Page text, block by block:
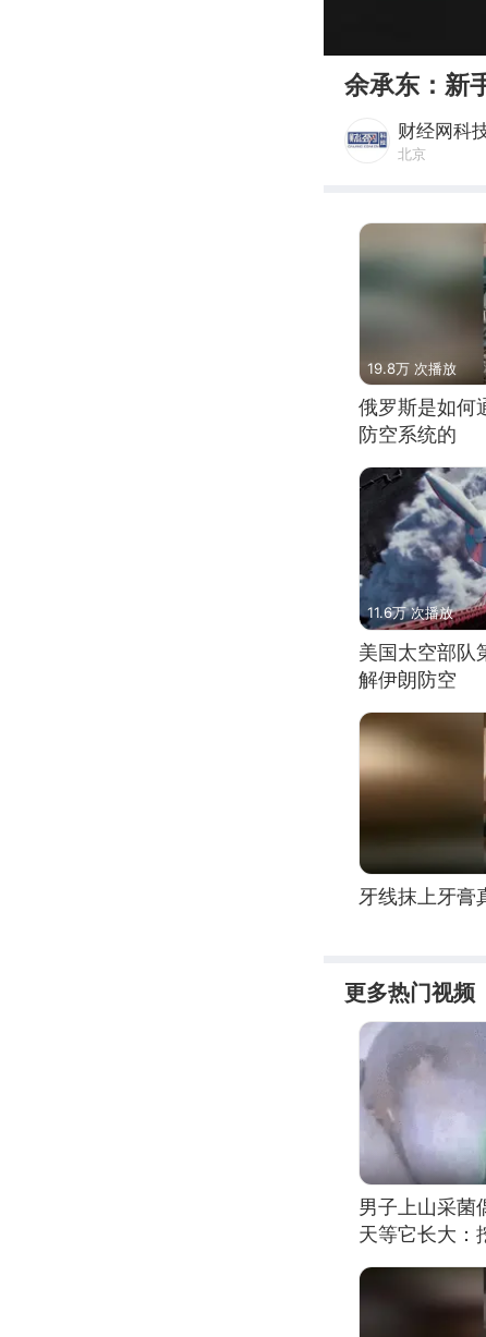
余承东：新
财经网科
北京
19.8万 次播放
俄罗斯是如何
防空系统的
11.6万 次播放
美国太空部队
解伊朗防空
牙线抹上牙膏
更多热门视频
男子上山采菌
天等它长大：